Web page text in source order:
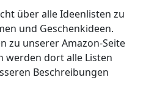
über alle Ideenlisten zu
und Geschenkideen.
zu unserer Amazon-Seite
werden dort alle Listen
Beschreibungen